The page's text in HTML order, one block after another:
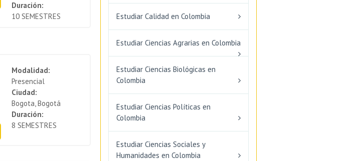
Duración:
10 SEMESTRES
Modalidad:
Presencial
Ciudad:
Bogota, Bogotá
Duración:
8 SEMESTRES
Estudiar Calidad en Colombia
Estudiar Ciencias Agrarias en Colombia
Estudiar Ciencias Biológicas en
Colombia
Estudiar Ciencias Políticas en
Colombia
Estudiar Ciencias Sociales y
Humanidades en Colombia